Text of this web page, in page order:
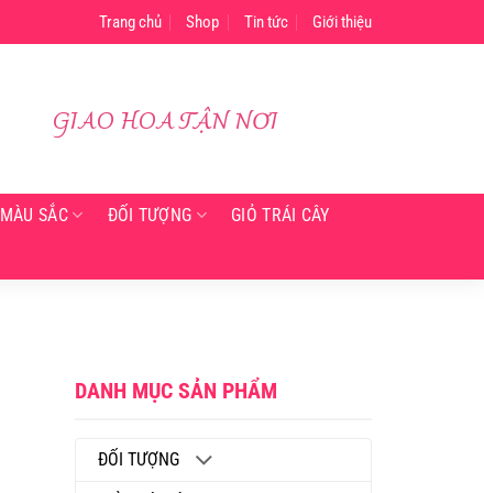
Trang chủ Shop Tin tức Giới thiệu
GIAO HOA TẬN NƠI
MÀU SẮC ĐỐI TƯỢNG GIỎ TRÁI CÂY
DANH MỤC SẢN PHẨM
ĐỐI TƯỢNG
Về 6 giờ trước đó